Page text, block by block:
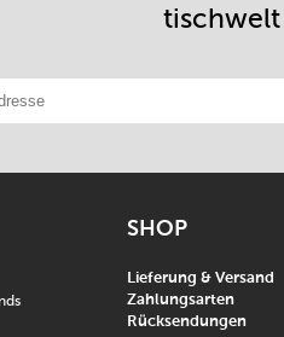
tischwelt
eintragen
SHOP
Lieferung & Versand
Zahlungsarten
Rücksendungen